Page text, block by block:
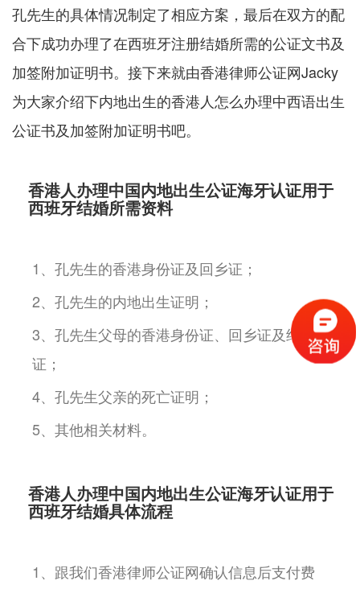
孔先生的具体情况制定了相应方案，最后在双方的配
合下成功办理了在西班牙注册结婚所需的公证文书及
加签附加证明书。接下来就由香港律师公证网Jacky
为大家介绍下内地出生的香港人怎么办理中西语出生
公证书及加签附加证明书吧。
香港人办理中国内地出生公证海牙认证用于
西班牙结婚所需资料
1、孔先生的香港身份证及回乡证；
2、孔先生的内地出生证明；
3、孔先生父母的香港身份证、回乡证及结婚
证；
4、孔先生父亲的死亡证明；
5、其他相关材料。
香港人办理中国内地出生公证海牙认证用于
西班牙结婚具体流程
1、跟我们香港律师公证网确认信息后支付费